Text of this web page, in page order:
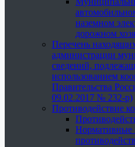
наземном
дорожном
Перечень
администрации
сведений,
использованием
Правительства
09.02.2017 № 232-р)
Противодействие
Нормативные